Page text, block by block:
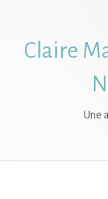
contentClaire
Une